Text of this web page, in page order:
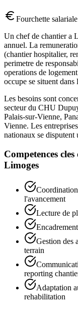
Fourchette
Un chef de chantier a
annuel. La
(chantier hospitalier,
perimetre de
operations de
occupe se situent
Les besoins sont
secteur du CHU
Palais-sur-Vienne,
Vienne. Les
nationaux se
Competences cles
Limoges
l'avancement
Lecture de
Gestion des
terrain
reporting
Adaptation
rehabilitation